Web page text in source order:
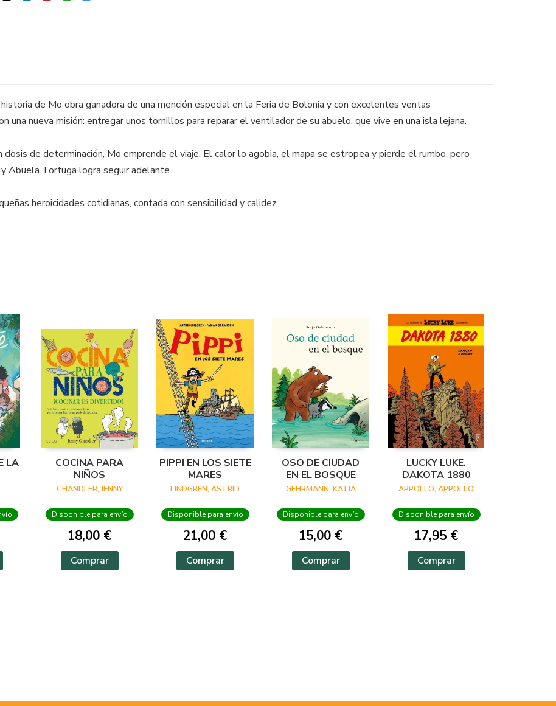
de Mo obra ganadora de una mención especial en la Feria de Bolonia y con excelentes ventas
una nueva misión: entregar unos tornillos para reparar el ventilador de su abuelo, que vive en una isla lejana.
dosis de determinación, Mo emprende el viaje. El calor lo agobia, el mapa se estropea y pierde el rumbo, pero
Abuela Tortuga logra seguir adelante
heroicidades cotidianas, contada con sensibilidad y calidez.
LA
COCINA PARA
NIÑOS
CHANDLER, JENNY
Disponible para envío
18,00 €
Comprar
PIPPI EN LOS SIETE
MARES
LINDGREN, ASTRID
Disponible para envío
21,00 €
Comprar
OSO DE CIUDAD
EN EL BOSQUE
GEHRMANN, KATJA
Disponible para envío
15,00 €
Comprar
LUCKY LUKE.
DAKOTA 1880
APPOLLO, APPOLLO
Disponible para envío
17,95 €
Comprar